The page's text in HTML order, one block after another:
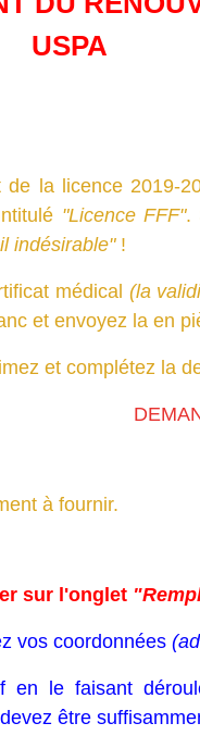
USPA
la licence 2019-
"Licence FFF".
indésirable"!
médical (la
et envoyez la en
et complétez la
à fournir.
sur l'onglet "
vos coordonnées
en le faisant
être